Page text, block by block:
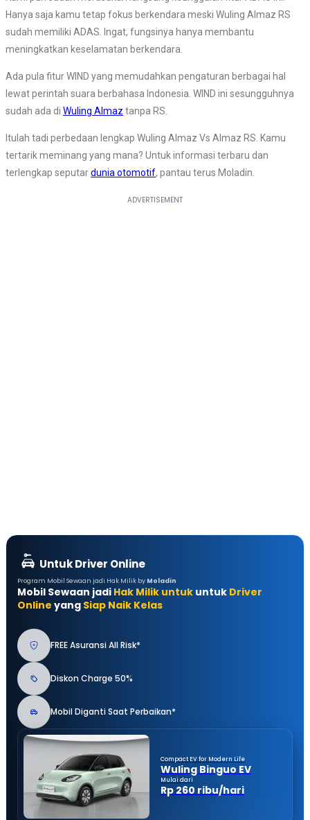
Hanya saja kamu tetap fokus berkendara meski Wuling Almaz RS
sudah memiliki ADAS. Ingat, fungsinya hanya membantu
meningkatkan keselamatan berkendara.
Ada pula fitur WIND yang memudahkan pengaturan berbagai hal
lewat perintah suara berbahasa Indonesia. WIND ini sesungguhnya
sudah ada di Wuling Almaz tanpa RS.
Itulah tadi perbedaan lengkap Wuling Almaz Vs Almaz RS. Kamu
tertarik meminang yang mana? Untuk informasi terbaru dan
terlengkap seputardunia otomotif, pantau terus Moladin.
Untuk Driver Online
Program Mobil Sewaan jadi Hak Milik by Moladin
Mobil Sewaan jadi Hak Milik untuk untuk Driver
Online yang Siap Naik Kelas
FREE Asuransi All Risk*
Diskon Charge 50%
Mobil Diganti Saat Perbaikan*
Compact EV for Modern Life
Wuling Binguo EV
Mulai dari
Rp 260 ribu/hari